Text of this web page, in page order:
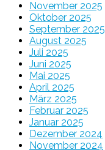
November 2025
Oktober 2025
September 2025
August 2025
Juli 2025
Juni 2025
Mai 2025
April 2025
März 2025
Februar 2025
Januar 2025
Dezember 2024
November 2024